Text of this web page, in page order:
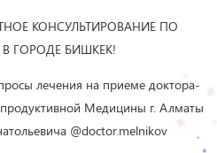
КОНСУЛЬТИРОВАНИЕ ПО
ГОРОДЕ БИШКЕК!
лечения на приеме доктора-
Медицины г. Алматы
@doctor.melnikov